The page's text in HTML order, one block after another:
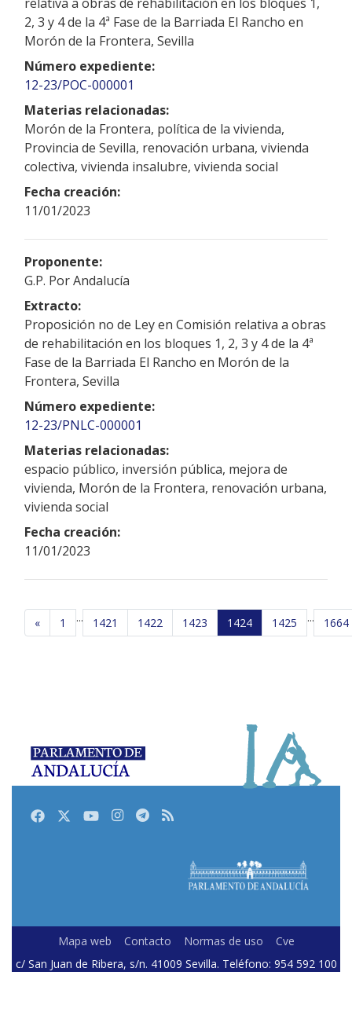
2, 3 y 4 de la 4ª Fase de la Barriada El Rancho en
Morón de la Frontera, Sevilla
Número expediente:
12-23/POC-000001
Materias relacionadas:
Morón de la Frontera, política de la vivienda,
Provincia de Sevilla, renovación urbana, vivienda
colectiva, vivienda insalubre, vivienda social
Fecha creación:
11/01/2023
Proponente:
G.P. Por Andalucía
Extracto:
Proposición no de Ley en Comisión relativa a obras
de rehabilitación en los bloques 1, 2, 3 y 4 de la 4ª
Fase de la Barriada El Rancho en Morón de la
Frontera, Sevilla
Número expediente:
12-23/PNLC-000001
Materias relacionadas:
espacio público, inversión pública, mejora de
vivienda, Morón de la Frontera, renovación urbana,
vivienda social
Fecha creación:
11/01/2023
« 1 ... 1421 1422 1423 1424 1425 ... 1664
FacebookTwitterYoutubeInstagram
Telegram
RSS
Mapa web Contacto Normas de uso
Cve
c/ San Juan de Ribera, s/n. 41009 Sevilla. Teléfono: 954 592 100